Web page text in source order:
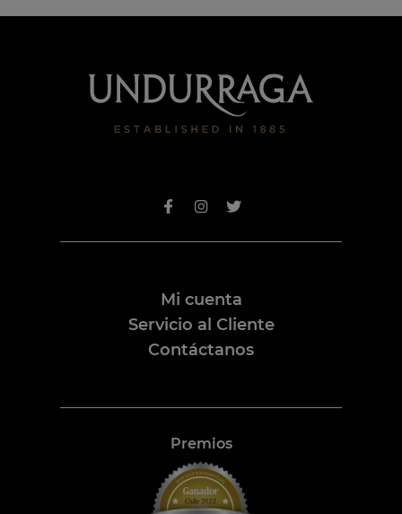
Mi cuenta
Servicio al Cliente
Contáctanos
Premios